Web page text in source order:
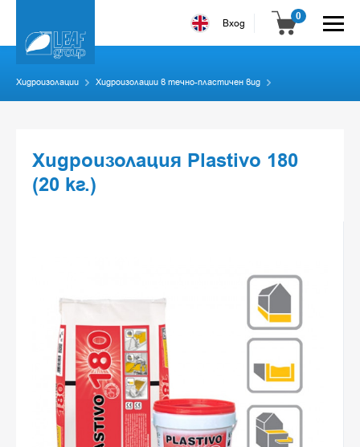
Вход 0
Хидроизолации Хидроизолации в течно-пластичен вид
Хидроизолация Plastivo 180
(20 кг.)